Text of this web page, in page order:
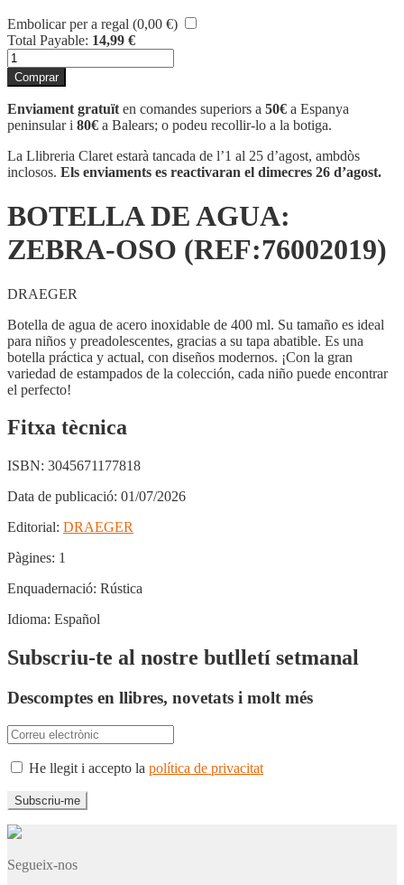
Embolicar per a regal (0,00 €)
Total Payable: 14,99 €
quantitat
de
BOTELLA
DE
AGUA:
ZEBRA-
OSO
(REF:76002019)
Comprar
Enviament gratuït en comandes superiors a 50€ a Espanya
peninsular i 80€ a Balears; o podeu recollir-lo a la botiga.
La Llibreria Claret estarà tancada de l’1 al 25 d’agost, ambdòs
inclosos. Els enviaments es reactivaran el dimecres 26 d’agost.
BOTELLA DE AGUA:
ZEBRA-OSO (REF:76002019)
DRAEGER
Botella de agua de acero inoxidable de 400 ml. Su tamaño es ideal
para niños y preadolescentes, gracias a su tapa abatible. Es una
botella práctica y actual, con diseños modernos. ¡Con la gran
variedad de estampados de la colección, cada niño puede encontrar
el perfecto!
Fitxa tècnica
ISBN: 3045671177818
Data de publicació: 01/07/2026
Editorial: DRAEGER
Pàgines: 1
Enquadernació: Rústica
Idioma: Español
Subscriu-te al nostre butlletí setmanal
Descomptes en llibres, novetats i molt més
He llegit i accepto la política de privacitat
Segueix-nos